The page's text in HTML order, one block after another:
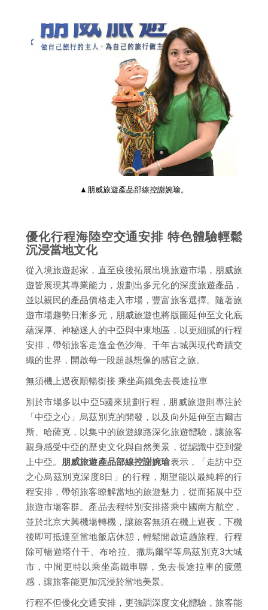
▲朋威旅遊產品部線控謝婉瑜。
優化行程海陸空交通安排 特色體驗輕鬆
沉浸當地文化
從入境旅遊起家，直至疫後拓展出境旅遊市場，朋威旅
遊皆展現其專業能力，規劃出多元化的深度旅遊產品，
並以親民的產品價格走入市場，豐富旅客選擇。隨著旅
遊市場趨勢日漸多元，朋威旅遊也將版圖延伸至文化底
蘊深厚、神秘迷人的中亞與中東地區，以更細膩的行程
安排，帶領旅客走進金色沙海、千年古城與現代奇蹟交
織的世界，開啟每一段超越想像的感官之旅。
無須機上過夜順暢銜接 乘坐高鐵免去長途拉車
別於市場多以中亞5國來規劃行程，朋威旅遊則專注於
「中亞之心」烏茲別克的開發，以及向外延伸至吉爾吉
斯、哈薩克，以集中的旅遊線路深化旅遊體驗，讓旅客
親身感受中亞的歷史文化與自然美景，從認識中亞到愛
上中亞。
朋威旅遊產品部線控謝婉瑜表示，「走訪中亞
之心烏茲別克深度8日」的行程，期望能以最純粹的行
程安排，帶領旅客瞭解當地的旅遊魅力，從而拓展中亞
旅遊市場客群。產品去程特別安排搭乘中國南方航空，
並於北京大興機場轉機，讓旅客無須在機上過夜，下機
後即可抵達至當地飯店休憩，輕鬆開啟這趟旅程。行程
除可暢遊塔什干、布哈拉、撒馬爾罕等烏茲別克3大城
市，中間更特以乘坐高鐵串聯，免去長途拉車的疲憊
感，讓旅客能更加沉浸於當地美景。
行程不但優化交通安排，更強調深度文化體驗，旅客能